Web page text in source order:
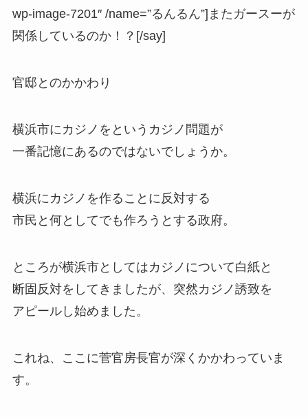
wp-image-7201″ /name=”るんるん”]またガースーが
関係しているのか！？[/say]
官邸とのかかわり
横浜市にカジノをというカジノ問題が
一番記憶にあるのではないでしょうか。
横浜にカジノを作ることに反対する
市民と何としてでも作ろうとする政府。
ところが横浜市としてはカジノについて白紙と
断固反対をしてきましたが、突然カジノ誘致を
アピールし始めました。
これね、ここに菅官房長官が深くかかわっていま
す。